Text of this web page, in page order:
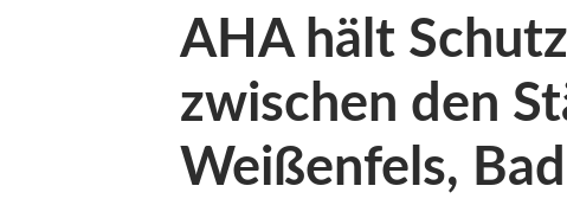
AHA hält
zwischen den
Weißenfels,